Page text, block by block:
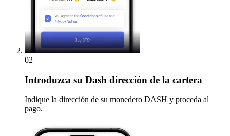
02
Introduzca su Dash dirección de la cartera
Indique la dirección de su monedero DASH y proceda al
pago.